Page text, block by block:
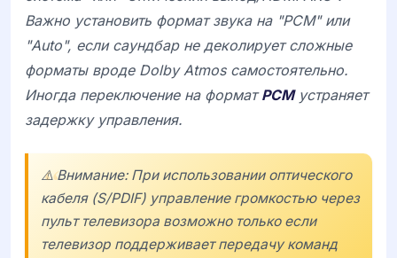
Важно установить формат звука на "PCM" или
"Auto", если саундбар не деколирует сложные
форматы вроде Dolby Atmosсамостоятельно.
Иногда переключение на форматPCMустраняет
задержку управления.
⚠️ Внимание: При использовании оптического
кабеля (S/PDIF) управление громкостью через
пульт телевизора возможно только если
телевизор поддерживает передачу команд